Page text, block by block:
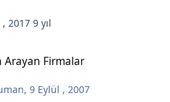
, 20179 yıl
Arayan Firmalar
,9 Eylül , 2007